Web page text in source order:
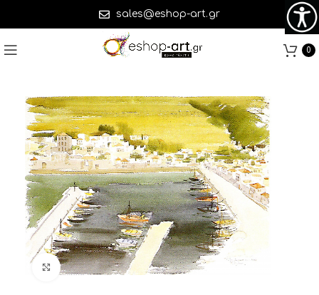
sales@eshop-art.gr
0
Click to enlarge